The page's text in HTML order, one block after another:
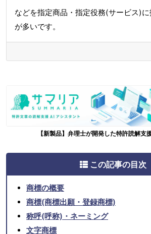
などを指定商品・指定役務(サービス)
が多いです。
【新製品】弁理士が開発した特許読解支
この記事の目次
商標の概要
商標(商標出願・登録商標)
称呼(呼称)・ネーミング
文字商標